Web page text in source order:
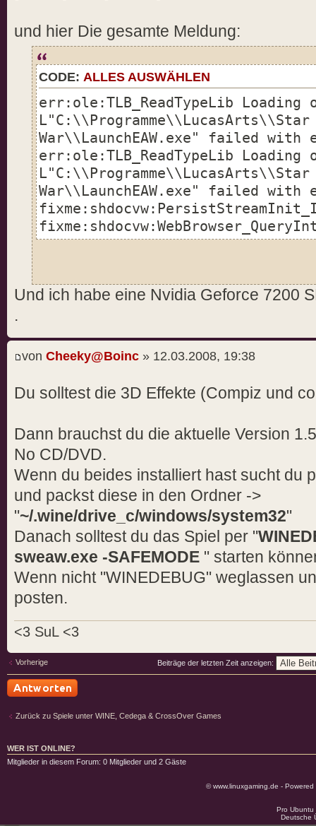
und hier Die gesamte Meldung:
CODE: ALLES AUSWÄHLEN
err:ole:TLB_ReadTypeLib
L"C:\\Programme\\LucasArts\\Star
War\\LaunchEAW.exe" failed with
err:ole:TLB_ReadTypeLib
L"C:\\Programme\\LucasArts\\Star
War\\LaunchEAW.exe" failed with
({3af24292-0c96-11ce-a0cf-
0x187167c)
fixme:shdocvw:ViewObject_Draw
(nil) (nil) 0x31c 0x1871694
object table
fixme:iphlpapi:NotifyAddrChange
overlapped 0x7dd149cc): stub
fixme:system:SetProcessDPIAware
fixme:msimtf:CActiveIMM_Create
11d1-9326-0060b067b86e}
fixme:ole:CoCreateInstance no
interface {08c0e040-62d1-11d1-
class {4955dd33-b159-11d0-8fcf-
0x80004002
((null) 25 2 0x33dd40 (nil))
((null) 26 2 0x33dd40 (nil))
L"C:\\Programme\\LucasArts\\Star
err:ole:TLB_ReadTypeLib
War\\LaunchEAW.exe" failed with
err:ole:TLB_ReadTypeLib
Und ich habe eine Nvidia Geforce 7200
.
von Cheeky@Boinc » 12.03.2008, 19:38
Du solltest die 3D Effekte (Compiz und
Dann brauchst du die aktuelle Version
No CD/DVD.
Wenn du beides installiert hast sucht du
und packst diese in den Ordner ->
"~/.wine/drive_c/windows/system32"
Danach solltest du das Spiel per "
sweaw.exe -SAFEMODE " starten
Wenn nicht "WINEDEBUG" weglassen
posten.
<3 SuL <3
Vorherige Beiträge der letzten Zeit anzeigen:
Zurück zu Spiele unter WINE, Cedega & CrossOver Games
WER IST ONLINE?
Mitglieder in diesem Forum: 0 Mitglieder und 2 Gäste
© www.linuxgaming.de -
Pro
Deutsche